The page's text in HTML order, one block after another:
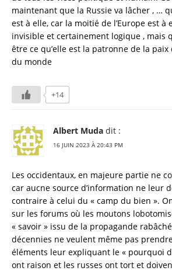
maintenant que la Russie va lâcher , …
est à elle, car la moitié de l’Europe est à
invisible et certainement logique , mais
être ce qu’elle est la patronne de la
du monde
+14
Albert Muda dit :
16 JUIN 2023 À 20:43 PM
Les occidentaux, en majeure partie ne
car aucne source d’information ne leur
contraire à celui du « camp du bien ».
sur les forums où les moutons
« savoir » issu de la propagande
décennies ne veulent même pas
éléments leur expliquant le « pourquoi
ont raison et les russes ont tort et